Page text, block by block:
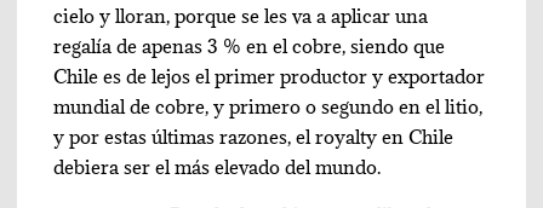
cielo y lloran, porque se les va a aplicar una
regalía de apenas 3 % en el cobre, siendo que
Chile es de lejos el primer productor y exportador
mundial de cobre, y primero o segundo en el litio,
y por estas últimas razones, el royalty en Chile
debiera ser el más elevado del mundo.